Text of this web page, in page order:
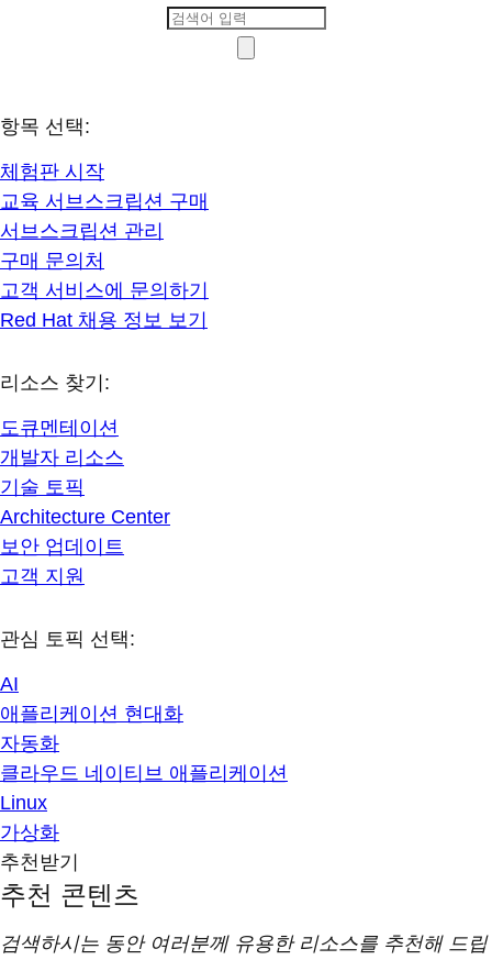
항목 선택:
체험판 시작
교육 서브스크립션 구매
서브스크립션 관리
구매 문의처
고객 서비스에 문의하기
Red Hat 채용 정보 보기
리소스 찾기:
도큐멘테이션
개발자 리소스
기술 토픽
Architecture Center
보안 업데이트
고객 지원
관심 토픽 선택:
AI
애플리케이션 현대화
자동화
클라우드 네이티브 애플리케이션
Linux
가상화
추천받기
추천 콘텐츠
검색하시는 동안 여러분께 유용한 리소스를 추천해 드립